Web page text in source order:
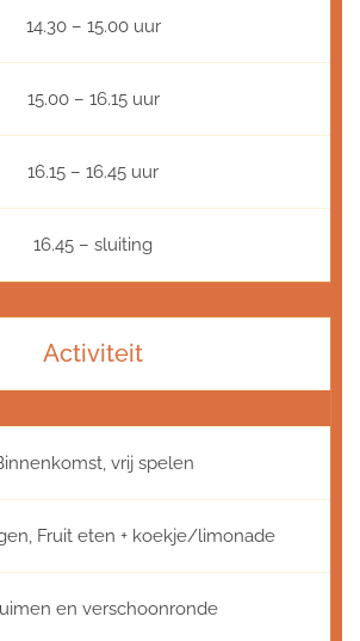
14.30 – 15.00 uur
15.00 – 16.15 uur
16.15 – 16.45 uur
16.45 – sluiting
Activiteit
vrij spelen
Fruit eten + koekje/limonade
en verschoonronde